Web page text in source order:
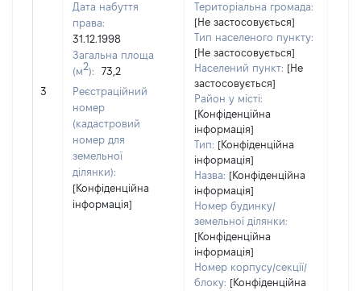
3
Дата набуття
права:
31.12.1998
Загальна площа
(м2):
73,2
Реєстраційний
номер
(кадастровий
номер для
земельної
ділянки):
[Конфіденційна
інформація]
Територіальна громада:
[Не застосовується]
Тип населеного пункту:
[Не застосовується]
Населений пункт: [Не
застосовується]
Район у місті:
[Конфіденційна
інформація]
Тип: [Конфіденційна
інформація]
Назва: [Конфіденційна
інформація]
Номер будинку/
земельної ділянки:
[Конфіденційна
інформація]
Номер корпусу/секції/
блоку: [Конфіденційна